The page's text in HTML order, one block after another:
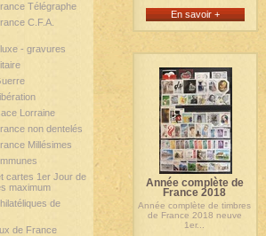
En savoir +
Année complète de
France 2018
Année complète de timbres
de France 2018 neuve
1er...
Télégraphe
C.F.A.
- gravures
Lorraine
non dentelés
Millésimes
cartes 1er Jour de
maximum
de
de France